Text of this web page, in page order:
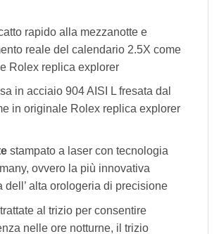
rapido alla mezzanotte e
reale del calendario 2.5X come
Rolex replica explorer
in acciaio 904 AISI L fresata dal
in originale Rolex replica explorer
stampato a laser con tecnologia
ovvero la più innovativa
dell’ alta orologeria di precisione
al trizio per consentire
nelle ore notturne, il trizio